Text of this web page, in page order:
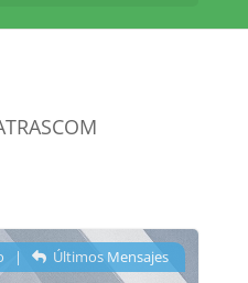
| Últimos Mensajes